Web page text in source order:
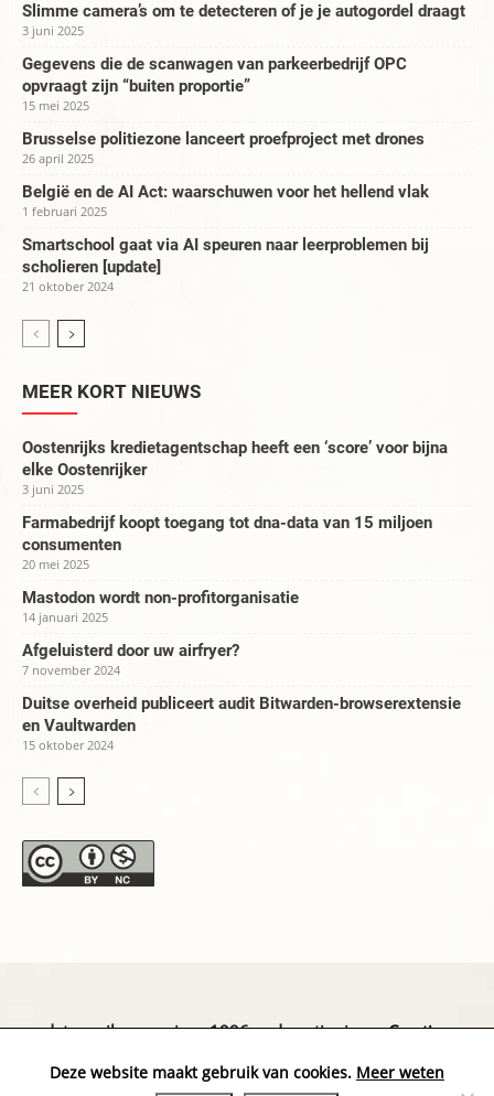
Slimme camera’s om te detecteren of je je autogordel draagt
3 juni 2025
Gegevens die de scanwagen van parkeerbedrijf OPC
opvraagt zijn “buiten proportie”
15 mei 2025
Brusselse politiezone lanceert proefproject met drones
26 april 2025
België en de AI Act: waarschuwen voor het hellend vlak
1 februari 2025
Smartschool gaat via AI speuren naar leerproblemen bij
scholieren [update]
21 oktober 2024
MEER KORT NIEUWS
Oostenrijks kredietagentschap heeft een ‘score’ voor bijna
elke Oostenrijker
3 juni 2025
Farmabedrijf koopt toegang tot dna-data van 15 miljoen
consumenten
20 mei 2025
Mastodon wordt non-profitorganisatie
14 januari 2025
Afgeluisterd door uw airfryer?
7 november 2024
Duitse overheid publiceert audit Bitwarden-browserextensie
en Vaultwarden
15 oktober 2024
datapanik.org – since 1996 and continuing »Creative
Deze website maakt gebruik van cookies. Meer weten